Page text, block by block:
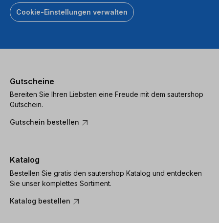
Cookie-Einstellungen verwalten
Gutscheine
Bereiten Sie Ihren Liebsten eine Freude mit dem sautershop
Gutschein.
Gutschein bestellen
Katalog
Bestellen Sie gratis den sautershop Katalog und entdecken
Sie unser komplettes Sortiment.
Katalog bestellen